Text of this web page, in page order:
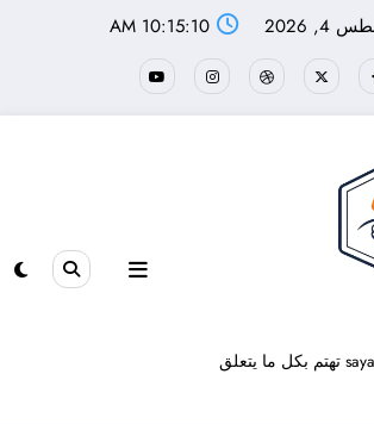
2026
10:15:10 AM
موقع سيارتك sayaratok تهتم بكل ما يتعلق